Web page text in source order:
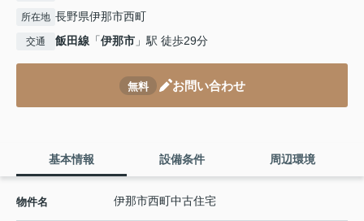
所在地 長野県伊那市西町
交通 飯田線 「伊那市 」駅 徒歩29分
無料 お問い合わせ
基本情報 設備条件 周辺環境
物件名 伊那市西町中古住宅